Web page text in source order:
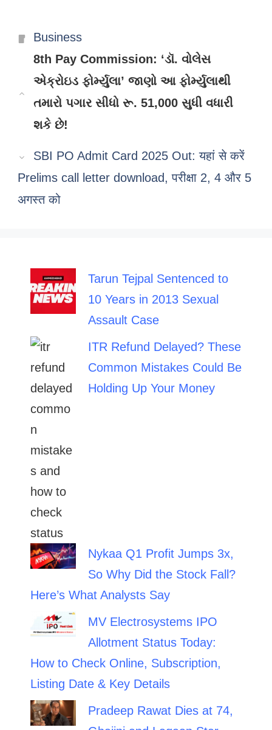
Categories
Business
8th Pay Commission: ‘ડૉ. વોલેસ
એક્રોઇડ ફોર્મ્યુલા’ જાણો આ ફોર્મ્યુલાથી
તમારો પગાર સીધો રૂ. 51,000 સુધી વધારી
શકે છે!
SBI PO Admit Card 2025 Out: यहां से करें
Prelims call letter download, परीक्षा 2, 4 और 5
अगस्त को
Tarun Tejpal Sentenced to
10 Years in 2013 Sexual
Assault Case
ITR Refund Delayed? These
Common Mistakes Could Be
Holding Up Your Money
Nykaa Q1 Profit Jumps 3x,
So Why Did the Stock Fall?
Here’s What Analysts Say
MV Electrosystems IPO
Allotment Status Today:
How to Check Online, Subscription,
Listing Date & Key Details
Pradeep Rawat Dies at 74,